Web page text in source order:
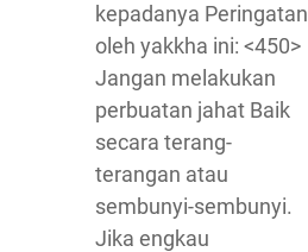
kepadanya Peringatan
oleh yakkha ini: <450>
Jangan melakukan
perbuatan jahat Baik
secara terang-
terangan atau
sembunyi-sembunyi.
Jika engkau